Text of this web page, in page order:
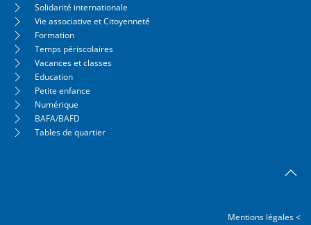
Solidarité internationale
Vie associative et Citoyenneté
Formation
Temps périscolaires
Vacances et classes
Education
Petite enfance
Numérique
BAFA/BAFD
Tables de quartier
Mentions légales <